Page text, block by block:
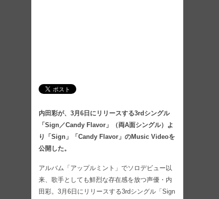
内田彩が、3月6日にリリースする3rdシングル
「Sign／Candy Flavor」（両A面シングル）よ
り「Sign」「Candy Flavor」のMusic Videoを
公開した。
アルバム「アップルミント」でソロデビュー以
来、歌手としても鮮烈な存在感を放つ声優・内
田彩。3月6日にリリースする3rdシングル「Sign